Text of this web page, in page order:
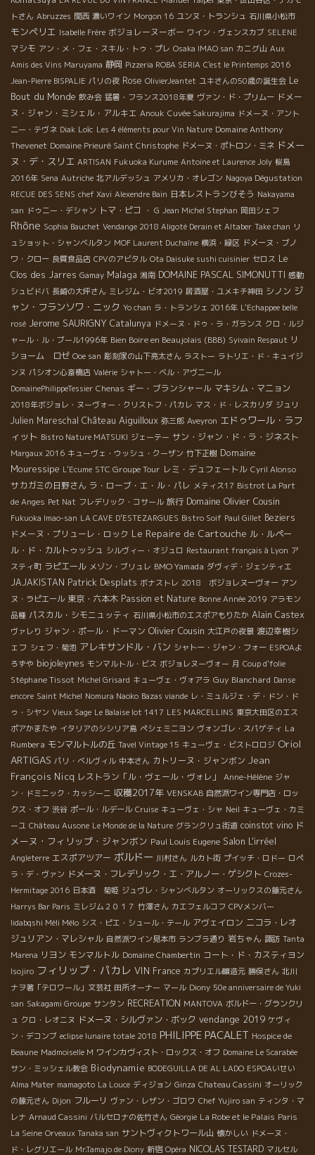
トさん Abruzzes 関西 濃いワイン Morgon 16 ユンヌ・トランシュ 石川県小松市
モンペリエ Isabelle Frère ボジョレーヌーボー ワイン・ヴェンスカブ SELENE
マシモ アン・メ・フェ・スキル・トゥ・プレ Osaka IMAO san カニグ山 Aux
Amis des Vins Maruyama 静岡 Pizzeria ROBA SERIA C'est le Printemps 2016
Jean-Pierre BISPALIE パリの夜 Rose OlivierJeantet ユキさんの50歳の誕生会 Le
Bout du Monde 飲み会 猛暑・フランス2018年夏 ヴァン・ド・プリムー ドメー
ヌ・ジャン・ミシェル・アルキエ Anouk Cuvée Sakurajima ドメーヌ・アント
二ー・テヴネ Diak Loïc Les 4 éléments pour Vin Nature Domaine Anthony
Thevenet Domaine Prieuré Saint Christophe ドメーヌ・ポトロン・ミネ ドメー
ヌ・デ・スリエ ARTISAN Fukuoka Kurume Antoine et Laurence Joly 桜島
2016年 Sena Autriche 北アルデッシュ アメリカ・オレゴン Nagoya Dégustation
RECUE DES SENS chef Xavi Alexendre Bain 日本レストランびそう Nakayama
san ドゥニー・デシャン トマ・ピコ ・ G Jean Michel Stephan 岡田シェフ
Rhône Sophia Bauchet Vendange 2018 Aligoté Derain et Altaber Take chan リ
ュショット・シャンベルタン MOF Laurent Duchaîne 横浜・緑区 ドメーヌ・ブノ
ワ・クロー 良質食品店 CPVのアビタル Ota Daisuke sushi cuisinier セロス Le
Clos des Jarres Gamay Malaga 湘南 DOMAINE PASCAL SIMONUTTI 感動
シュビドバ 長崎の大坪さん ミレジム・ビオ2019 居酒屋・ユメキチ神田 シノン ジ
ャン・フランソワ・ニック Yo chan ラ・トランシェ 2016年 L'Echappee belle
rosé Jerome SAURIGNY Catalunya ドメーヌ・ドゥ・ラ・ガランス クロ・ルジ
ャール・ル・ブール1996年 Bien Boire en Beaujolais (BBB) Syivain Respaut リ
ショーム ロゼ Ooe san 彫刻家の山下亮太さん ラストー ラトリエ・ド・キュイジ
ンヌ パシオン心斎橋店 Valérie シャトー・ベル・アヴニール
DomainePhilippeTessier Chenas ギー・ブランシャール マキシム・マニョン
2018年ボジョレ・ヌーヴォー・クリストフ・パカレ マス・ド・レスカリダ ジュリ
Julien Mareschal Château Aiguilloux 弥三郎 Aveyron エドゥワール・ラフ
ィット Bistro Nature MATSUKI ジェーテー サン・ジャン・ド・ラ・ジネスト
Margaux 2016 キューヴェ・ウッシュ・クーザン 竹下正樹 Domaine
Mouressipe L'Ecume STC Groupe Tour レミ・デュフェートル Cyril Alonso
サカガミの日野さん ラ・ローブ・エ・ル・パレ メティス17 Bistrot La Part
de Anges Pet Nat フレデリック・コサール 旅行 Domaine Olivier Cousin
Fukuoka Imao-san LA CAVE D’ESTEZARGUES Bistro Soif Paul Gillet Beziers
ドメーヌ・プリューレ・ロック Le Repaire de Cartouche ル・ルペー
ル・ド・カルトゥッシュ シルヴィー・オジュロ Restaurant français à Lyon ア
スティ町 ラピエール メゾン・ブリュレ BMO Yamada ダヴィデ・ジェンティエ
JAJAKISTAN Patrick Desplats ボナストレ 2018 ボジョレヌーヴォー アン
ヌ・ラピエール 東京・六本木 Passion et Nature Bonne Année 2019 アラモン
品種 パスカル・シモニュッティ 石川県小松市のエスポアもりたか Alain Castex
ヴァレり ジャン・ポール・ドーマン Olivier Cousin 大江戸の夜景 渡辺幸樹シ
ェフ シェフ・菊池 アレキサンドル・バン シャトー・ジャン・フォー ESPOAよ
ろずや biojoleynes モンマルトル・ビス ボジョレヌーヴォー 月 Coup d'folie
Stéphane Tissot Michel Grisard キューヴェ・ヴォアラ Guy Blanchard Danse
encore Saint Michel Nomura Naoko Bazas viande レ・ミュルジェ・デ・ドン・ド
ゥ・シヤン Vieux Sage Le Balaise lot 1417 LES MARCELLINS 東京大田区のエス
ポアかまたや イタリアのシシリア島 ペシェミニヨン ヴォンゴレ・スパゲティ La
Rumbera モンマルトルの丘 Tavel Vintage 15 キューヴェ・ビストロロジ Oriol
ARTIGAS パリ・ベルヴィル 中本さん カトリーヌ・ジャンボン Jean
François Nicq レストラン「ル・ヴェール・ヴォレ」 Anne-Hélène ジャ
ン・ドミニック・カッシーニ 収穫2017年 VENSKAB 自然派ワイン専門店・ロッ
クス・オフ 渋谷 ポール・ルデール Cruise キューヴェ・シャ Neil キューヴェ・カミ
ーユ Château Ausone Le Monde de la Nature グランクリュ街道 coinstot vino ド
メーヌ・フィリップ・ジャンボン Paul Louis Eugene Salon L'irréel
Angleterre エスポアツアー ボルドー 川村さん ルカト街 プイッチ・ロドー ロペ
ラ・デ・ヴァン ドメーヌ・フレデリック・エ・アルノー・ゲシクト Crozes-
Hermitage 2016 日本酒 菊姫 ジュヴレ・シャンべルタン オーリックスの藤元さん
Harrys Bar Paris ミレジム２０１７ 竹澤さん カエフェルコフ CPVメンバー
Iidabqshi Méli Mélo シス・ピエ・シュール・テール アヴェイロン ニコラ・レオ
ジュリアン・マレシャル 自然派ワイン見本市 ランブラ通り 岩ちゃん 諏訪 Tanta
Marena リヨン モンマルトル Domaine Chambertin コート・ド・カスティヨン
Isojiro フィリップ・パカレ VIN France カプリエル醸造元 勝俣さん 北川
ナヲ著「テロワール」文芸社 田所オーナー マール Diony 50e anniversaire de Yuki
san Sakagami Groupe サンタン RECREATION MANTOVA ボルドー・グランクリ
ュ クロ・レオニヌ ドメーヌ・シルヴァン・ボック vendange 2019 ケヴィ
ン・デコンブ eclipse lunaire totale 2018 PHILIPPE PACALET Hospice de
Beaune Madmoiselle M ワインカヴィスト・ロックス・オフ Domaine Le Scarabée
サン・ミッシェル教会 Biodynamie BODEGUILLA DE AL LADO ESPOAいせい
Alma Mater mamagoto La Louce ディジョン Ginza Chateau Cassini オーリック
の藤元さん Dijon フルーリ ヴァン・レザン・ゴロワ Chef Yujiro san ティンタ・マ
レナ Arnaud Cassini バルセロナの佐竹さん Géorgie La Robe et le Palais Paris
La Seine Orveaux Tanaka san サントヴィクトワール山 懐かしい ドメーヌ・
ド・レグリエール Mr.Tamajo de Diony 新宿 Opéra NICOLAS TESTARD マルセル